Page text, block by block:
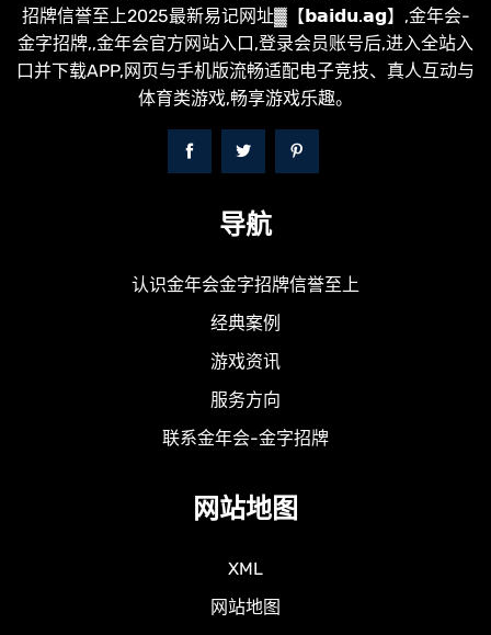
招牌信誉至上2025最新易记网址▓【𝗯𝗮𝗶𝗱𝘂.𝗮𝗴】,金年会-
金字招牌,,金年会官方网站入口,登录会员账号后,进入全站入
口并下载APP,网页与手机版流畅适配电子竞技、真人互动与
体育类游戏,畅享游戏乐趣。
导航
认识金年会金字招牌信誉至上
经典案例
游戏资讯
服务方向
联系金年会-金字招牌
网站地图
XML
网站地图